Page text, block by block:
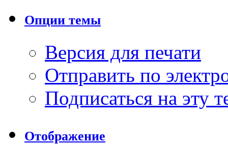
Опции темы
Версия для печати
Отправить по
Подписаться на эту
Отображение